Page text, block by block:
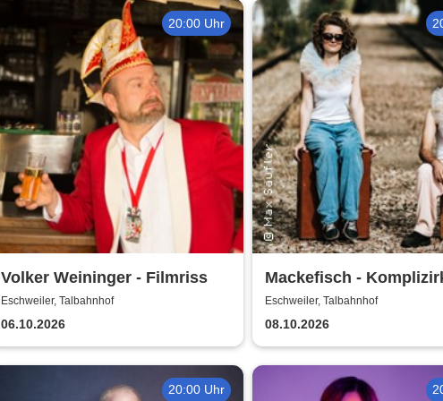
20:00 Uhr
Volker Weininger - Filmriss
Eschweiler, Talbahnhof
06.10.2026
Mackefisch -
Eschweiler, Talbahnhof
08.10.2026
20:00 Uhr